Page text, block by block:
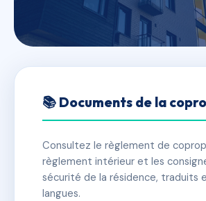
BALCONS DU SUD
✓ Immatriculée 🏠 61 lots 🏗 1
📞 Contacter Syndic Digital
📚 Documents de la
Consultez le règlement de
règlement intérieur et les
sécurité de la résidence, traduits
langues.